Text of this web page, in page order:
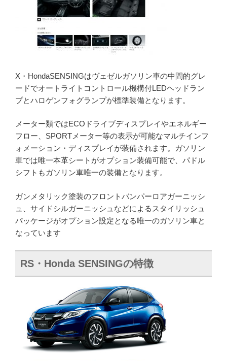
X・HondaSENSINGはヴェゼルガソリン車の中間的グレ
ードでオートライトコントロール機構付LEDヘッドラン
プとハロゲンフォグランプが標準装備となります。
メーター類ではECOドライブディスプレイやエネルギー
フロー、SPORTメーター等の表示が可能なマルチインフ
ォメーション・ディスプレイが装備されます。ガソリン
車では唯一本革シートがオプション装備可能で、パドル
シフトもガソリン車唯一の装備となります。
ガンメタリック塗装のフロントバンパーロアガーニッシ
ュ、サイドシルガーニッシュなどによるスタイリッシュ
パッケージがオプション設定となる唯一のガソリン車と
なっています
RS・Honda SENSINGの特徴